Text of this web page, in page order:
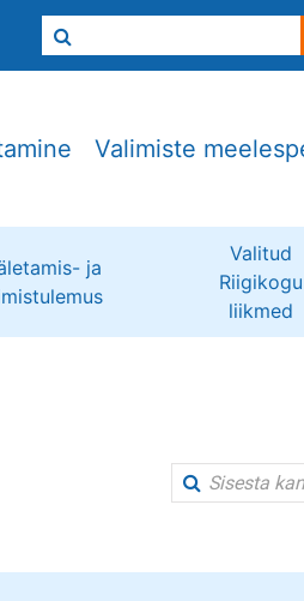
Valimiste
ja
Valitud
Riigikogu
liikmed